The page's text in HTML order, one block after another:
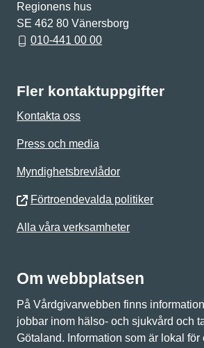
Regionens hus
SE 462 80 Vänersborg
010-441 00 00
Fler kontaktuppgifter
Kontakta oss
Press och media
Myndighetsbrevlådor
Förtroendevalda politiker
Alla våra verksamheter
Om webbplatsen
På Vårdgivarwebben finns
jobbar inom hälso- och sjukvård och
Götaland. Information som är lokal för